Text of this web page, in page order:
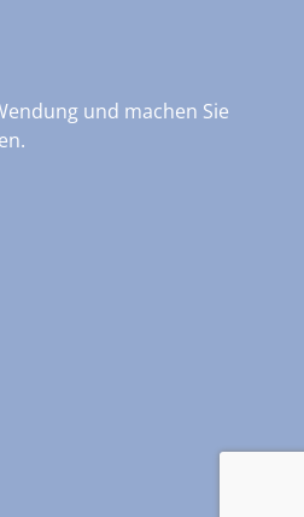
und machen Sie